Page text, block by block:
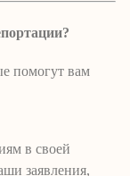
помогут вам
в своей
заявления,